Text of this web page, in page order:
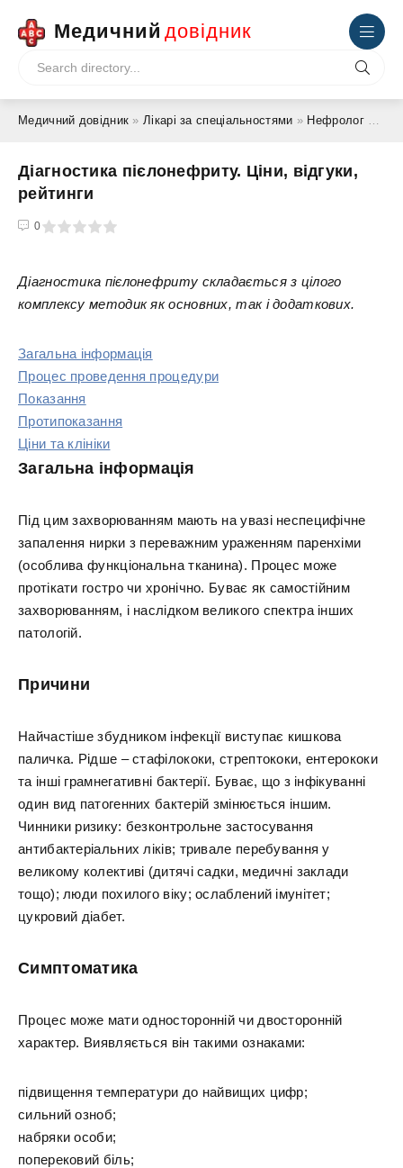
Медичний довідник
Медичний довідник »Лікарі за спеціальностями » Нефролог» Діагностика пієлонефриту. Ціни, відгуки, рейтинги
Діагностика пієлонефриту. Ціни, відгуки,
рейтинги
0
5
Діагностика пієлонефриту складається з цілого
комплексу методик як основних, так і додаткових.
Загальна інформація
Процес проведення процедури
Показання
Протипоказання
Ціни та клініки
Загальна інформація
Під цим захворюванням мають на увазі неспецифічне
запалення нирки з переважним ураженням паренхіми
(особлива функціональна тканина). Процес може
протікати гостро чи хронічно. Буває як самостійним
захворюванням, і наслідком великого спектра інших
патологій.
Причини
Найчастіше збудником інфекції виступає кишкова
паличка. Рідше – стафілококи, стрептококи, ентерококи
та інші грамнегативні бактерії. Буває, що з інфікуванні
один вид патогенних бактерій змінюється іншим.
Чинники ризику: безконтрольне застосування
антибактеріальних ліків; тривале перебування у
великому колективі (дитячі садки, медичні заклади
тощо); люди похилого віку; ослаблений імунітет;
цукровий діабет.
Симптоматика
Процес може мати односторонній чи двосторонній
характер. Виявляється він такими ознаками:
підвищення температури до найвищих цифр;
сильний озноб;
набряки особи;
поперековий біль;